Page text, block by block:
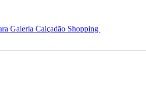
Galeria Calçadão Shopping